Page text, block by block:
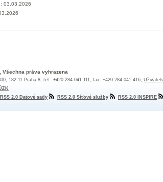
03.03.2026
Všechna práva vyhrazena
182 11 Praha 8, tel.: +420 284 041 111, fax: +420 284 041 416,
RSS 2.0 Datové sady RSS 2.0 Síťové služby RSS 2.0 INSPIRE